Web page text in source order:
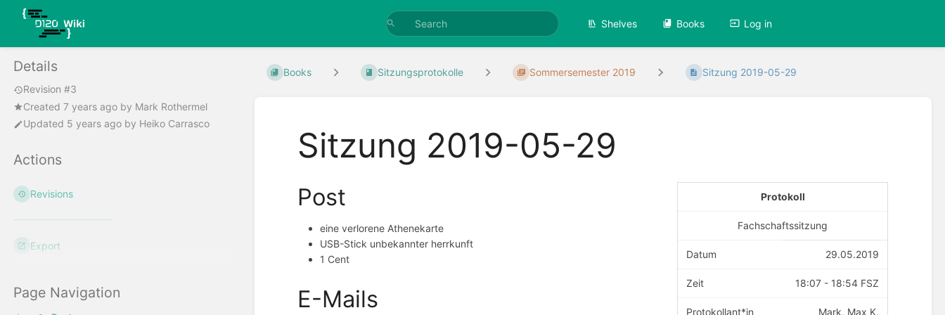
Shelves Books Log in
Details
Revision #3
Created 7 years ago by Mark Rothermel
Updated 5 years ago by Heiko Carrasco
Actions
Revisions
Export
Page Navigation
Books Sitzungsprotokolle Sommersemester 2019 Sitzung 2019-05-29
Sitzung 2019-05-29
Protokoll
Fachschaftssitzung
Datum 29.05.2019
Zeit 18:07 - 18:54 FSZ
Protokollant*in Mark, Max K.
Post
eine verlorene Athenekarte
USB-Stick unbekannter herrkunft
1 Cent
E-Mails